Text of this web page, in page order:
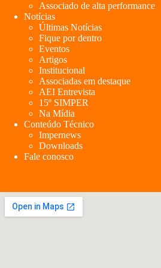
Associado de alta performance
Notícias
Últimas Notícias
Fique por dentro
Eventos
Artigos
Institucional
Associadas em destaque
AEI Entrevista
15º SIMPER
Na Mídia
Conteúdo Técnico
Impernews
Downloads
Fale conosco